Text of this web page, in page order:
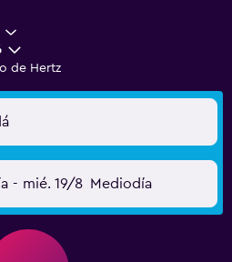
de Hertz
- mié. 19/8 Mediodía